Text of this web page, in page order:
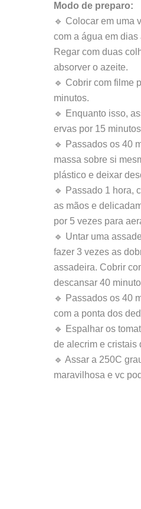
Modo de preparo:
🔹 Colocar em uma
com a água em dias
Regar com duas
absorver o azeite.
🔹 Cobrir com filme
minutos.
🔹 Enquanto isso,
ervas por 15
🔹 Passados os 40
massa sobre si
plástico e deixar
🔹 Passado 1 hora,
as mãos e
por 5 vezes para
🔹 Untar uma
fazer 3 vezes as
assadeira. Cobrir
descansar 40
🔹 Passados os 40
com a ponta dos
🔹 Espalhar os
de alecrim e cristais
🔹 Assar a 250C
maravilhosa e vc